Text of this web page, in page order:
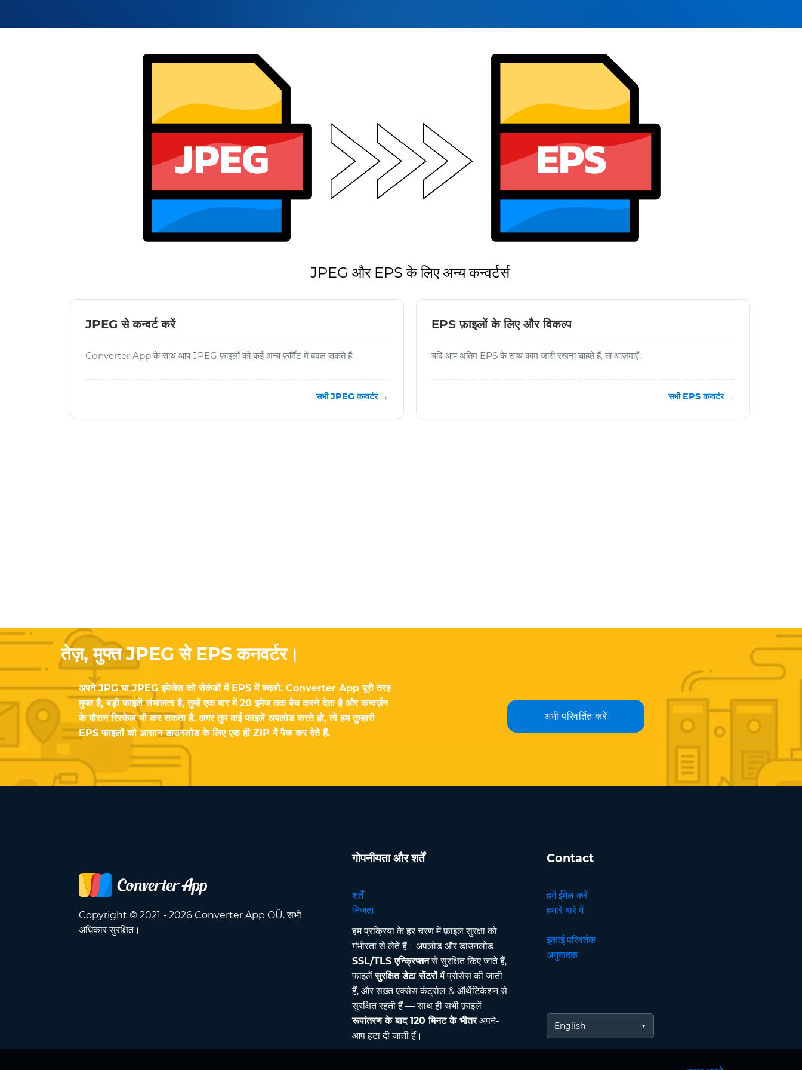
JPEG और EPS के लिए अन्य कन्वर्टर्स
JPEG से कन्वर्ट करें
Converter App के साथ आप JPEG फ़ाइलों को कई अन्य फ़ॉर्मैट में बदल सकते हैं:
सभी JPEG कन्वर्टर →
EPS फ़ाइलों के लिए और विकल्प
यदि आप अंतिम EPS के साथ काम जारी रखना चाहते हैं, तो आज़माएँ:
सभी EPS कन्वर्टर →
तेज़, मुफ्त JPEG से EPS कनवर्टर।
अपने JPG या JPEG इमेजेस को सेकंडों में EPS में बदलो. Converter App पूरी तरह
मुफ्त है, बड़ी फाइलें संभालता है, तुम्हें एक बार में 20 इमेज तक बैच करने देता है और कन्वर्ज़न
के दौरान रिस्केल भी कर सकता है. अगर तुम कई फाइलें अपलोड करते हो, तो हम तुम्हारी
EPS फाइलों को आसान डाउनलोड के लिए एक ही ZIP में पैक कर देते हैं.
अभी परिवर्तित करें
Copyright © 2021 - 2026 Converter App OÜ. सभी
अधिकार सुरक्षित।
गोपनीयता और शर्तें
शर्तें
निजता
हम प्रक्रिया के हर चरण में फ़ाइल सुरक्षा को
गंभीरता से लेते हैं। अपलोड और डाउनलोड
SSL/TLS एन्क्रिप्शनसे सुरक्षित किए जाते हैं,
फ़ाइलेंसुरक्षित डेटा सेंटरोंमें प्रोसेस की जाती
हैं, और सख़्त एक्सेस कंट्रोल & ऑथेंटिकेशन से
सुरक्षित रहती हैं — साथ ही सभी फ़ाइलें
रूपांतरण के बाद 120 मिनट के भीतरअपने-
आप हटा दी जाती हैं।
Contact
हमें ईमेल करें
हमारे बारे में
इकाई परिवर्तक
अनुवादक
English